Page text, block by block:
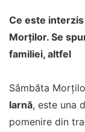
Ce este
Morților. Se
familiei, altfel
Sâmbăta
Iarnă, este una
pomenire din